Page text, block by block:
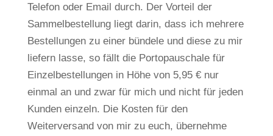
Telefon oder Email durch. Der Vorteil der
Sammelbestellung liegt darin, dass ich mehrere
Bestellungen zu einer bündele und diese zu mir
liefern lasse, so fällt die Portopauschale für
Einzelbestellungen in Höhe von 5,95 € nur
einmal an und zwar für mich und nicht für jeden
Kunden einzeln. Die Kosten für den
Weiterversand von mir zu euch, übernehme